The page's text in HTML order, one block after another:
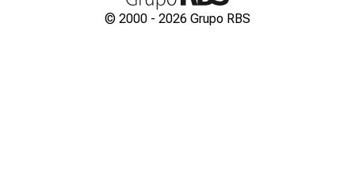
© 2000 - 2026 Grupo RBS